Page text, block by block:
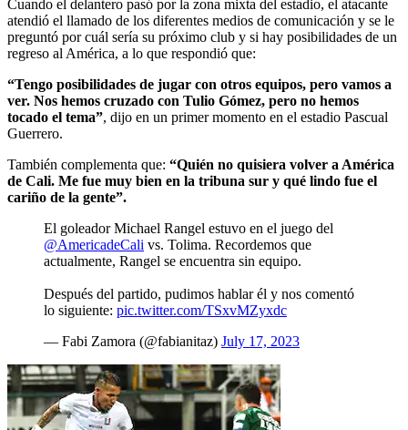
Cuando el delantero pasó por la zona mixta del estadio, el atacante
atendió el llamado de los diferentes medios de comunicación y se le
preguntó por cuál sería su próximo club y si hay posibilidades de un
regreso al América, a lo que respondió que:
“Tengo posibilidades de jugar con otros equipos, pero vamos a
ver. Nos hemos cruzado con Tulio Gómez, pero no hemos
tocado el tema”, dijo en un primer momento en el estadio Pascual
Guerrero.
También complementa que: “Quién no quisiera volver a América
de Cali. Me fue muy bien en la tribuna sur y qué lindo fue el
cariño de la gente”.
El goleador Michael Rangel estuvo en el juego del
@AmericadeCali vs. Tolima. Recordemos que
actualmente, Rangel se encuentra sin equipo.
Después del partido, pudimos hablar él y nos comentó
lo siguiente: pic.twitter.com/TSxvMZyxdc
— Fabi Zamora (@fabianitaz) July 17, 2023